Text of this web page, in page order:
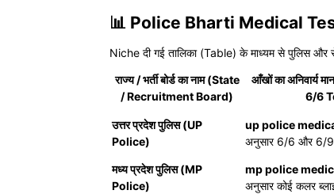
📊 Police Bharti Medical
Niche दी गई तालिका (Table) के माध्यम से पुलिस और
राज्य / भर्ती बोर्ड का नाम (State
/ Recruitment Board)
आँखों का अनिवार्य
6/6
उत्तर प्रदेश पुलिस (UP
Police)
up police
अनुसार 6/6 और 6/9
मध्य प्रदेश पुलिस (MP
Police)
mp police
अनुसार कोई कलर